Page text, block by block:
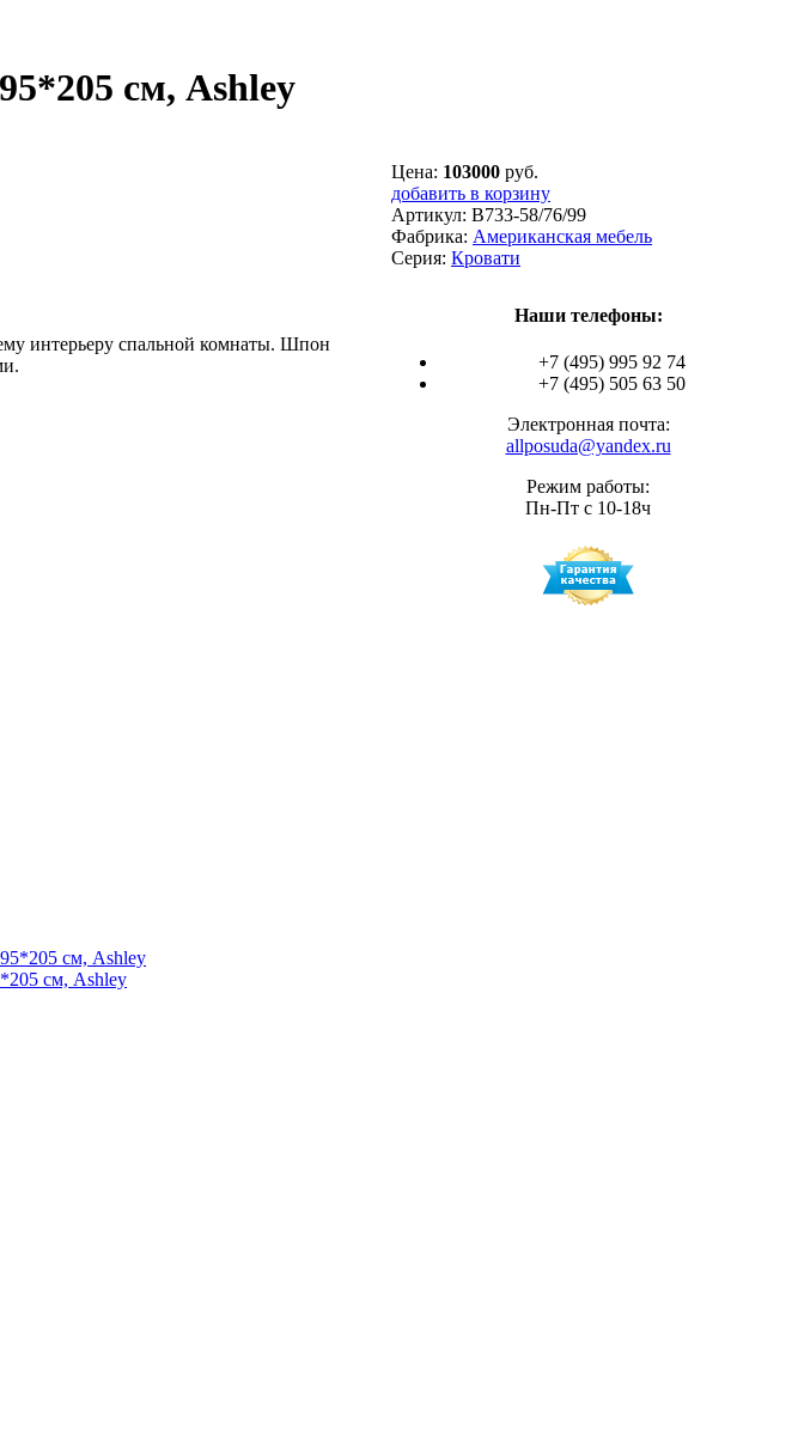
см, Ashley
интерьеру спальной комнаты. Шпон
Цена: 103000 руб.
добавить в корзину
Артикул: B733-58/76/99
Фабрика: Американская мебель
Серия: Кровати
Наши телефоны:
+7 (495) 995 92 74
+7 (495) 505 63 50
Электронная почта:
allposuda@yandex.ru
Режим работы:
Пн-Пт с 10-18ч
см, Ashley